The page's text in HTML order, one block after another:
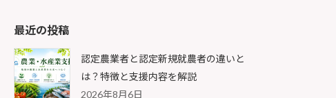
最近の投稿
認定農業者と認定新規就農者の違いと
は？特徴と支援内容を解説
2026年8月6日